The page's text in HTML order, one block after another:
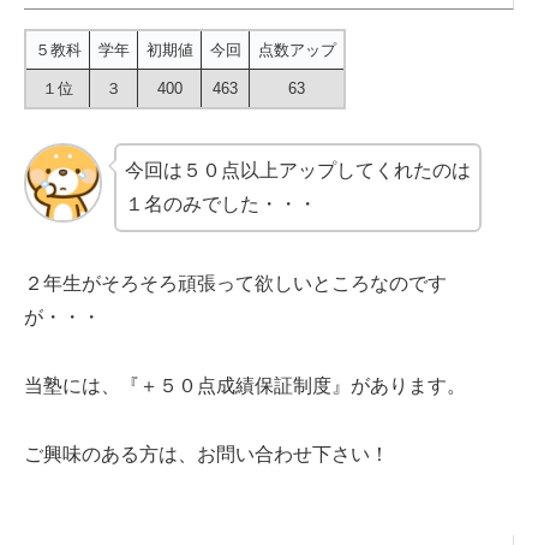
５教科 学年 初期値 今回 点数アップ
１位 ３ 400 463 63
今回は５０点以上アップしてくれたのは
１名のみでした・・・
２年生がそろそろ頑張って欲しいところなのです
が・・・
当塾には、『＋５０点成績保証制度』があります。
ご興味のある方は、お問い合わせ下さい！